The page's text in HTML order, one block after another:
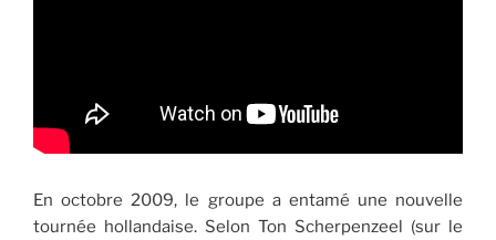
En octobre 2009, le groupe a entamé une nouvelle
tournée hollandaise. Selon Ton Scherpenzeel (sur le